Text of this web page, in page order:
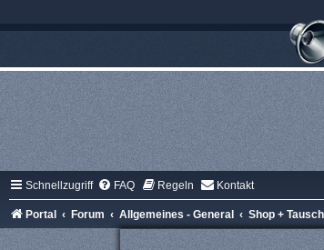
Schnellzugriff FAQ Regeln Kontakt
Portal Forum Allgemeines - General Shop +